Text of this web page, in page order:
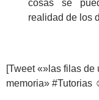
cosas se
realidad de los
[Tweet «»las filas
memoria» #Tutorias